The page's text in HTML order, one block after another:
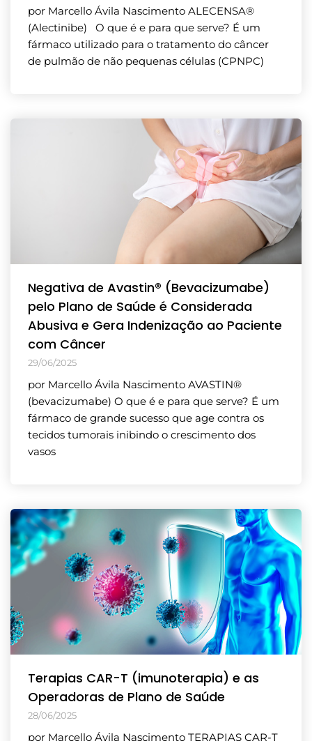
por Marcello Ávila Nascimento ALECENSA®
(Alectinibe) O que é e para que serve? É um
fármaco utilizado para o tratamento do câncer
de pulmão de não pequenas células (CPNPC)
Negativa de Avastin® (Bevacizumabe)
pelo Plano de Saúde é Considerada
Abusiva e Gera Indenização ao Paciente
com Câncer
29/06/2025
por Marcello Ávila Nascimento AVASTIN®
(bevacizumabe) O que é e para que serve? É um
fármaco de grande sucesso que age contra os
tecidos tumorais inibindo o crescimento dos
vasos
Terapias CAR-T (imunoterapia) e as
Operadoras de Plano de Saúde
28/06/2025
por Marcello Ávila Nascimento TERAPIAS CAR-T